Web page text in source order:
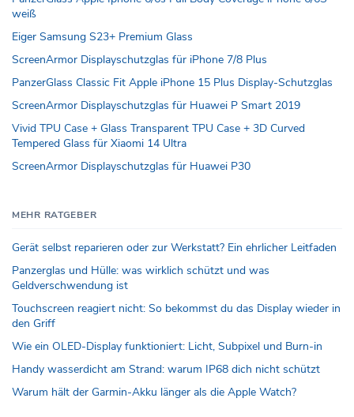
weiß
Eiger Samsung S23+ Premium Glass
ScreenArmor Displayschutzglas für iPhone 7/8 Plus
PanzerGlass Classic Fit Apple iPhone 15 Plus Display-Schutzglas
ScreenArmor Displayschutzglas für Huawei P Smart 2019
Vivid TPU Case + Glass Transparent TPU Case + 3D Curved
Tempered Glass für Xiaomi 14 Ultra
ScreenArmor Displayschutzglas für Huawei P30
MEHR RATGEBER
Gerät selbst reparieren oder zur Werkstatt? Ein ehrlicher Leitfaden
Panzerglas und Hülle: was wirklich schützt und was
Geldverschwendung ist
Touchscreen reagiert nicht: So bekommst du das Display wieder in
den Griff
Wie ein OLED-Display funktioniert: Licht, Subpixel und Burn-in
Handy wasserdicht am Strand: warum IP68 dich nicht schützt
Warum hält der Garmin-Akku länger als die Apple Watch?